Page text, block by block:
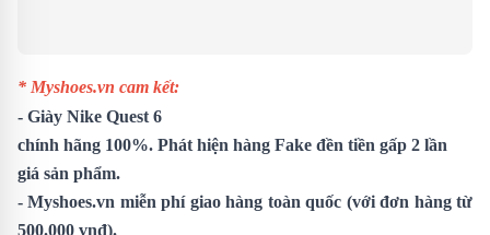
* Myshoes.vn cam kết:
- Giày Nike Quest 6
chính hãng 100%. Phát hiện hàng Fake đền tiền gấp 2 lần
giá sản phẩm.
- Myshoes.vn miễn phí giao hàng toàn quốc (với đơn hàng từ
500.000 vnđ).